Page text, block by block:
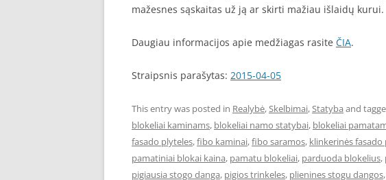
mažesnes sąskaitas už ją ar skirti mažiau išlaidų kurui.
Daugiau informacijos apie medžiagas rasite ČIA.
Straipsnis parašytas: 2015-04-05
This entry was posted in Realybė,Skelbimai,Statyba and
blokeliai kaminams, blokeliai namo statybai, blokeliai
fasado plyteles,fibo kaminai,fibo saramos, klinkerinės fasado
pamatiniai blokai kaina, pamatu blokeliai, parduoda blokelius,
pigiausia stogo danga, pigios trinkeles, plienines stogu dangos,